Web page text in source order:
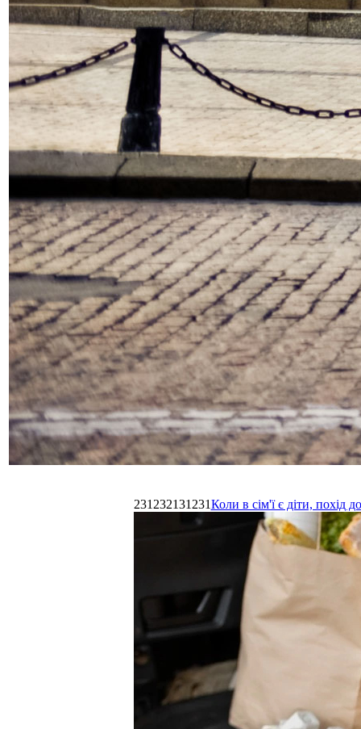
231232131231Коли в сім'ї є діти,